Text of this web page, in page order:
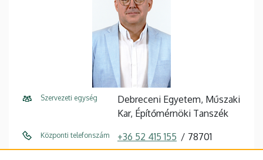
Szervezeti egység
Debreceni Egyetem, Műszaki
Kar, Építőmérnöki Tanszék
Központi telefonszám +36 52 415 155 78701